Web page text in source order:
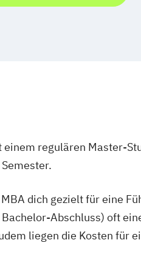
regulären Master-
dich gezielt für eine
Abschluss) oft
liegen die Kosten für